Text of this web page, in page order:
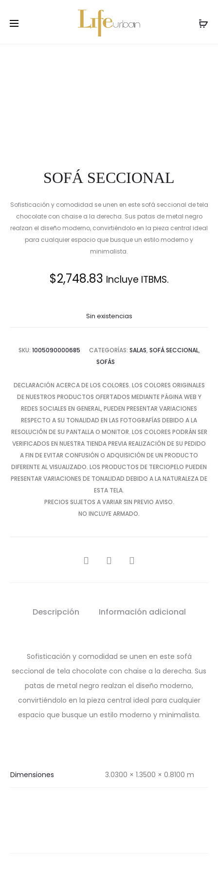
Sofá Seccional
SOFÁ SECCIONAL
Sofisticación y comodidad se unen en este sofá seccional de tela
chocolate con chaise a la derecha. Sus patas de metal negro
realzan el diseño moderno, convirtiéndolo en la pieza central ideal
para cualquier espacio que busque un estilo moderno y
minimalista.
$2,748.83 Incluye ITBMS.
Sin existencias
SKU: 1005090000685 CATEGORÍAS: SALAS, SOFÁ SECCIONAL,
SOFÁS
DECLARACIÓN ACERCA DE LOS COLORES. LOS COLORES ORIGINALES
DE NUESTROS PRODUCTOS OFERTADOS MEDIANTE PÁGINA WEB Y
REDES SOCIALES EN GENERAL, PUEDEN PRESENTAR VARIACIONES
RESPECTO A SU TONALIDAD EN LAS FOTOGRAFÍAS DEBIDO A LA
RESOLUCIÓN DE SU PANTALLA O MONITOR. LOS COLORES PODRÁN SER
VERIFICADOS EN NUESTRA TIENDA PREVIA REALIZACIÓN DE SU PEDIDO
A FIN DE EVITAR CONFUSIÓN O ADQUISICIÓN DE UN PRODUCTO
DIFERENTE AL VISUALIZADO. LOS PRODUCTOS DE TERCIOPELO PUEDEN
PRESENTAR VARIACIONES DE TONALIDAD DEBIDO A LA NATURALEZA DE
ESTA TELA.
PRECIOS SUJETOS A VARIAR SIN PREVIO AVISO.
NO INCLUYE ARMADO.
SHARE
Descripción Información adicional
Sofisticación y comodidad se unen en este sofá
seccional de tela chocolate con chaise a la derecha. Sus
patas de metal negro realzan el diseño moderno,
convirtiéndolo en la pieza central ideal para cualquier
espacio que busque un estilo moderno y minimalista.
Dimensiones 3.0300 × 1.3500 × 0.8100 m